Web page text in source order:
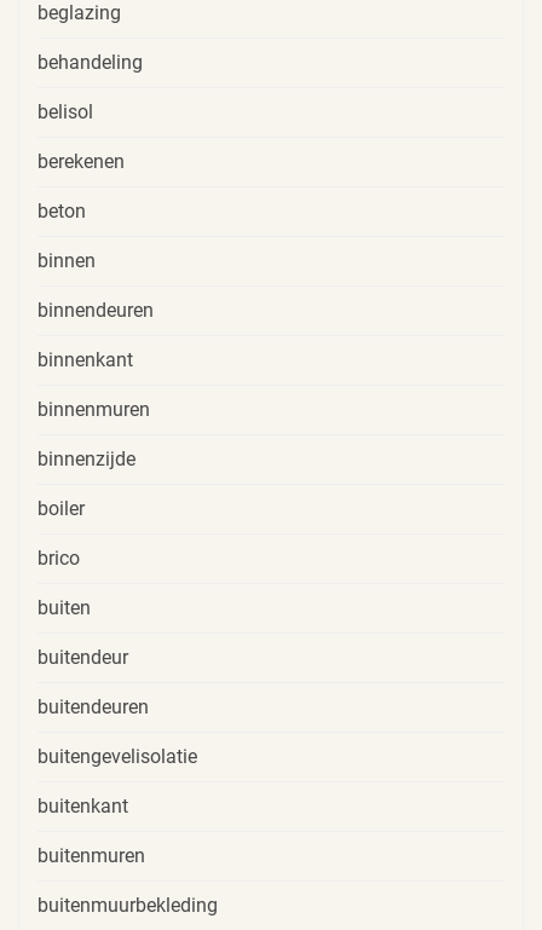
beglazing
behandeling
belisol
berekenen
beton
binnen
binnendeuren
binnenkant
binnenmuren
binnenzijde
boiler
brico
buiten
buitendeur
buitendeuren
buitengevelisolatie
buitenkant
buitenmuren
buitenmuurbekleding